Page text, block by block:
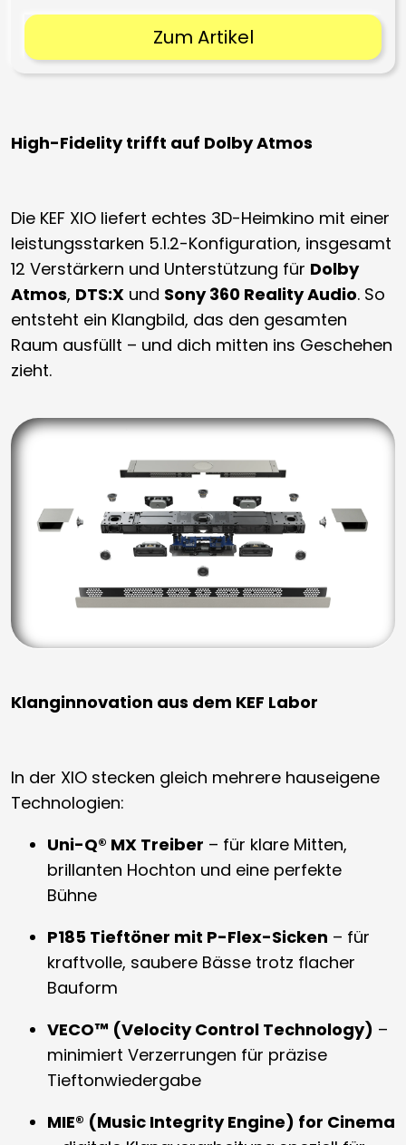
Zum Artikel
High-Fidelity trifft auf Dolby Atmos
Die KEF XIO liefert echtes 3D-Heimkino mit einer
leistungsstarken 5.1.2-Konfiguration, insgesamt
12 Verstärkern und Unterstützung für Dolby
Atmos, DTS:X und Sony 360 Reality Audio. So
entsteht ein Klangbild, das den gesamten
Raum ausfüllt – und dich mitten ins Geschehen
zieht.
Klanginnovation aus dem KEF Labor
In der XIO stecken gleich mehrere hauseigene
Technologien:
Uni-Q® MX Treiber – für klare Mitten,
brillanten Hochton und eine perfekte
Bühne
P185 Tieftöner mit P-Flex-Sicken – für
kraftvolle, saubere Bässe trotz flacher
Bauform
VECO™ (Velocity Control Technology) –
minimiert Verzerrungen für präzise
Tieftonwiedergabe
MIE® (Music Integrity Engine) for Cinema